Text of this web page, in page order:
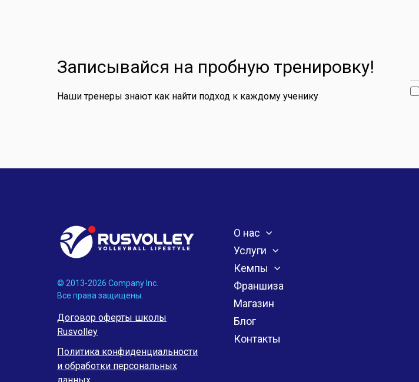
Записывайся на пробную тренировку!
Наши тренеры знают как найти подход к каждому ученику
© 2013-2026 Company Inc.
Все права защищены.
Договор оферты школы
Rusvolley
Политика конфиденциальности
и обработки персональных
О нас
Услуги
Кемпы
Франшиза
Магазин
Блог
Контакты